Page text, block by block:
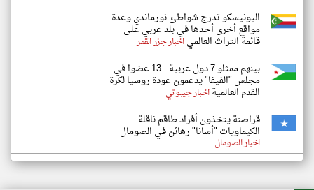
اليونيسكو تدرج شواطئ نورماندي وعدة
مواقع أخرى أحدها في بلد عربي على
قائمة التراث العالمياخبار جزر القمر
بينهم ممثلو 7 دول عربية.. 13 عضوا في
مجلس "الفيفا" يدعمون عودة روسيا لكرة
القدم العالميةاخبار جيبوتي
قراصنة يتخذون أفراد طاقم ناقلة
الكيماويات "أسانا" رهائن في الصومال
اخبار الصومال